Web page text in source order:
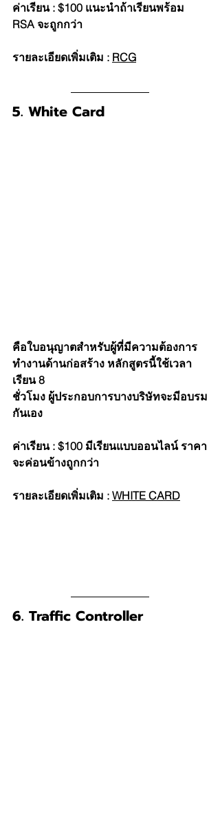
ค่าเรียน : $100 แนะนำถ้าเรียนพร้อม
RSA จะถูกกว่า
รายละเอียดเพิ่มเติม : RCG
5. White Card
คือใบอนุญาตสำหรับผู้ที่มีความต้องการ
ทำงานด้านก่อสร้าง หลักสูตรนี้ใช้เวลา
เรียน 8
ชั่วโมง ผู้ประกอบการบางบริษัทจะมีอบรม
กันเอง
ค่าเรียน : $100 มีเรียนแบบออนไลน์ ราคา
จะค่อนข้างถูกกว่า
รายละเอียดเพิ่มเติม : WHITE CARD
6. Traffic Controller